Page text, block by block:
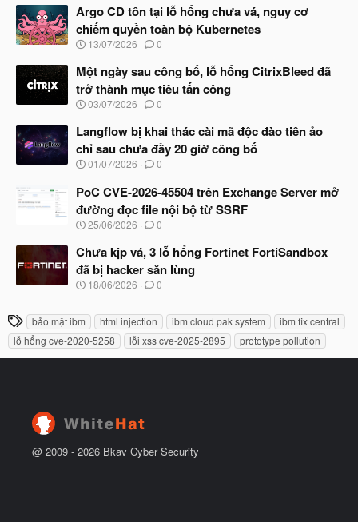
à
y
b
ắ
đ
ầ
u
Argo CD tồn tại lỗ hổng chưa vá, nguy cơ
chiếm quyền toàn bộ Kubernetes
N
à
y
b
ắ
đ
ầ
u
13/07/2026 0
Một ngày sau công bố, lỗ hổng CitrixBleed đã
trở thành mục tiêu tấn công
N
à
y
b
ắ
đ
ầ
u
03/07/2026 0
Langflow bị khai thác cài mã độc đào tiền ảo
chỉ sau chưa đầy 20 giờ công bố
N
à
b
ắ
đ
ầ
u
01/07/2026 0
PoC CVE-2026-45504 trên Exchange Server mở
đường đọc file nội bộ từ SSRF
N
à
b
ắ
đ
ầ
u
25/06/2026 0
Chưa kịp vá, 3 lỗ hổng Fortinet FortiSandbox
đã bị hacker săn lùng
N
b
ắ
t
18/06/2026 0
T
h
ẻ
bảo mật ibm html injection ibm cloud pak system
ibm fix central
lỗ hổng cve-2020-5258
lỗi xss cve-2025-2895 prototype pollution
@ 2009 - 2026 Bkav Cyber Security